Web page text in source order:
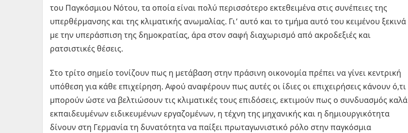
του Παγκόσμιου Νότου, τα οποία είναι πολύ περισσότερο εκτεθειμένα στις συνέπειες της
υπερθέρμανσης και της κλιματικής ανωμαλίας. Γι’ αυτό και το τμήμα αυτό του κειμένου ξεκινά
με την υπεράσπιση της δημοκρατίας, άρα στον σαφή διαχωρισμό από ακροδεξιές και
ρατσιστικές θέσεις.
Στο τρίτο σημείο τονίζουν πως η μετάβαση στην πράσινη οικονομία πρέπει να γίνει κεντρική
υπόθεση για κάθε επιχείρηση. Αφού αναφέρουν πως αυτές οι ίδιες οι επιχειρήσεις κάνουν ό,τι
μπορούν ώστε να βελτιώσουν τις κλιματικές τους επιδόσεις, εκτιμούν πως ο συνδυασμός καλά
εκπαιδευμένων ειδικευμένων εργαζομένων, η τέχνη της μηχανικής και η δημιουργικότητα
δίνουν στη Γερμανία τη δυνατότητα να παίξει πρωταγωνιστικό ρόλο στην παγκόσμια